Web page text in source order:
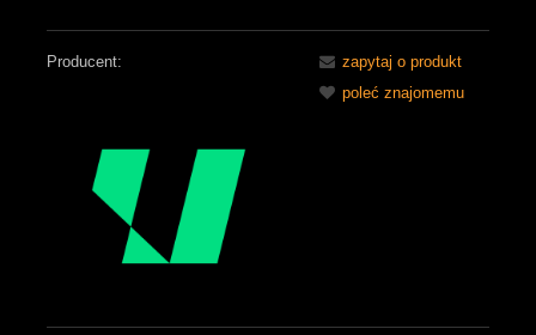
Producent:
zapytaj o produkt
poleć znajomemu